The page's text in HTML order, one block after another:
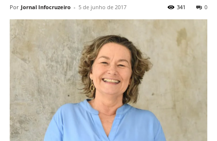
Por Jornal Infocruzeiro - 5 de junho de 2017 0
341